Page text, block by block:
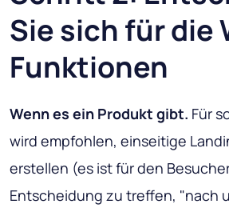
Sie sich für die
Funktionen
Wenn es ein Produkt gibt. Für
wird empfohlen, einseitige
erstellen (es ist für den
Entscheidung zu treffen, "nach